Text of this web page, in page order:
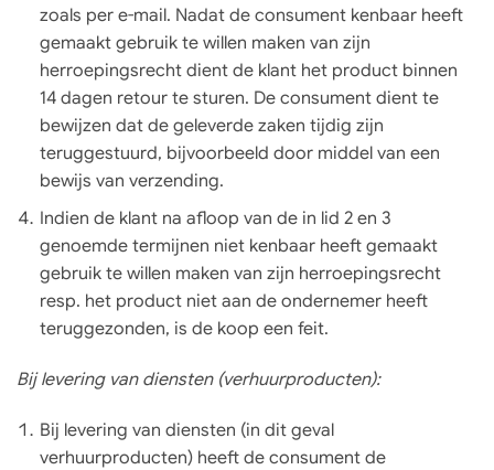
zoals per e-mail. Nadat de consument kenbaar heeft
gemaakt gebruik te willen maken van zijn
herroepingsrecht dient de klant het product binnen
14 dagen retour te sturen. De consument dient te
bewijzen dat de geleverde zaken tijdig zijn
teruggestuurd, bijvoorbeeld door middel van een
bewijs van verzending.
Indien de klant na afloop van de in lid 2 en 3
genoemde termijnen niet kenbaar heeft gemaakt
gebruik te willen maken van zijn herroepingsrecht
resp. het product niet aan de ondernemer heeft
teruggezonden, is de koop een feit.
Bij levering van diensten (verhuurproducten):
Bij levering van diensten (in dit geval
verhuurproducten) heeft de consument de